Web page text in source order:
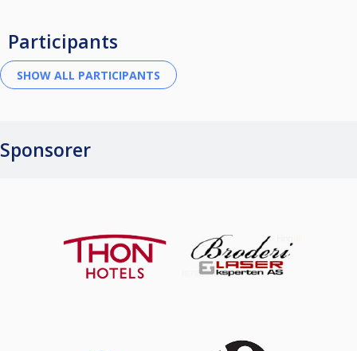
Participants
Sponsorer